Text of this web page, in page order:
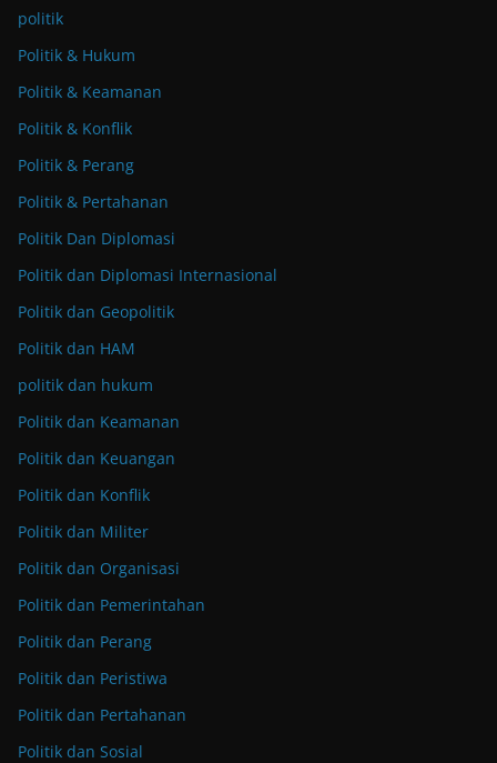
politik
Politik & Hukum
Politik & Keamanan
Politik & Konflik
Politik & Perang
Politik & Pertahanan
Politik Dan Diplomasi
Politik dan Diplomasi Internasional
Politik dan Geopolitik
Politik dan HAM
politik dan hukum
Politik dan Keamanan
Politik dan Keuangan
Politik dan Konflik
Politik dan Militer
Politik dan Organisasi
Politik dan Pemerintahan
Politik dan Perang
Politik dan Peristiwa
Politik dan Pertahanan
Politik dan Sosial